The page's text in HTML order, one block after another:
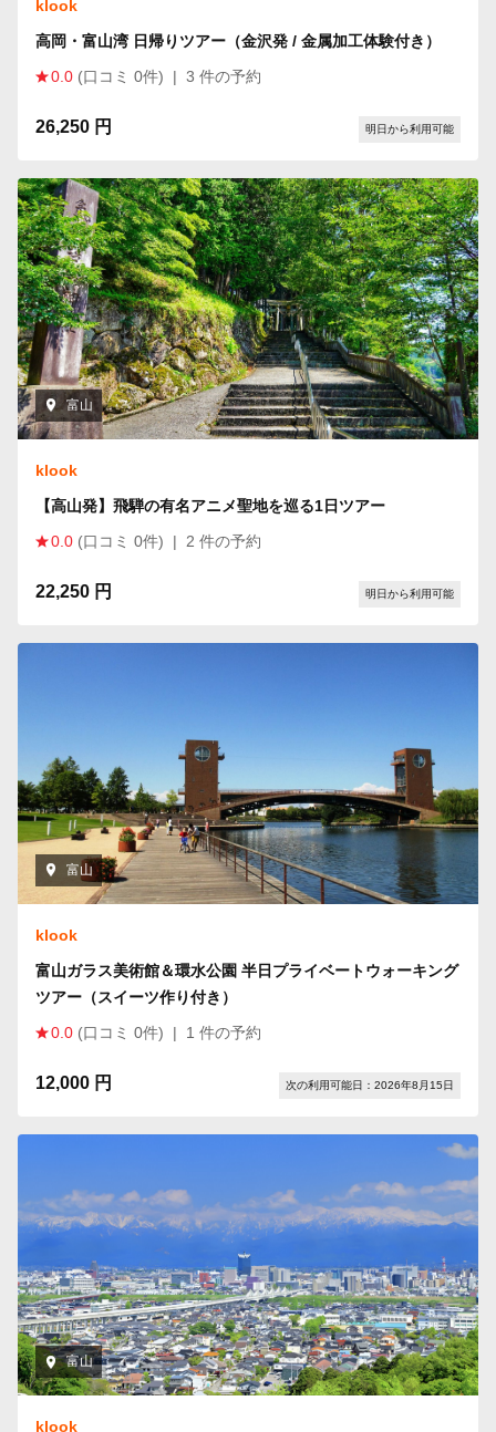
klook
高岡・富山湾 日帰りツアー（金沢発 / 金属加工体験付き）
0.0 (口コミ 0件) | 3 件の予約
26,250 円 明日から利用可能
富山
klook
【高山発】飛騨の有名アニメ聖地を巡る1日ツアー
0.0 (口コミ 0件) | 2 件の予約
22,250 円 明日から利用可能
富山
klook
富山ガラス美術館＆環水公園 半日プライベートウォーキング
ツアー（スイーツ作り付き）
0.0 (口コミ 0件) | 1 件の予約
12,000 円 次の利用可能日：2026年8月15日
富山
klook